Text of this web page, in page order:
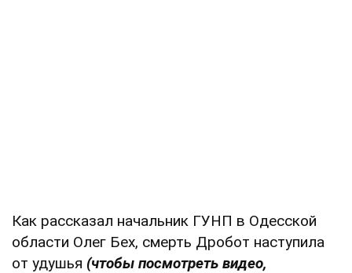
Как рассказал начальник ГУНП в Одесской
области Олег Бех, смерть Дробот наступила
от удушья (чтобы посмотреть видео,